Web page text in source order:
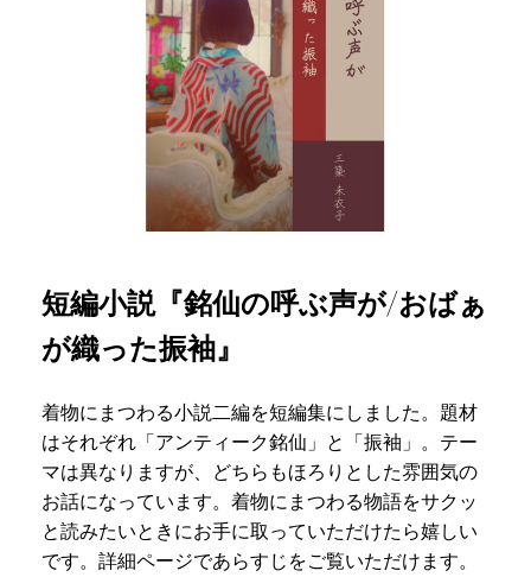
短編小説『銘仙の呼ぶ声が/おばぁ
が織った振袖』
着物にまつわる小説二編を短編集にしました。題材
はそれぞれ「アンティーク銘仙」と「振袖」。テー
マは異なりますが、どちらもほろりとした雰囲気の
お話になっています。着物にまつわる物語をサクッ
と読みたいときにお手に取っていただけたら嬉しい
です。詳細ページであらすじをご覧いただけます。